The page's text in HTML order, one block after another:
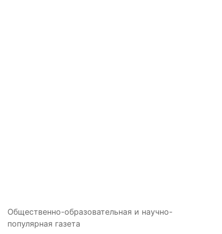
Общественно-образовательная и научно-
популярная газета